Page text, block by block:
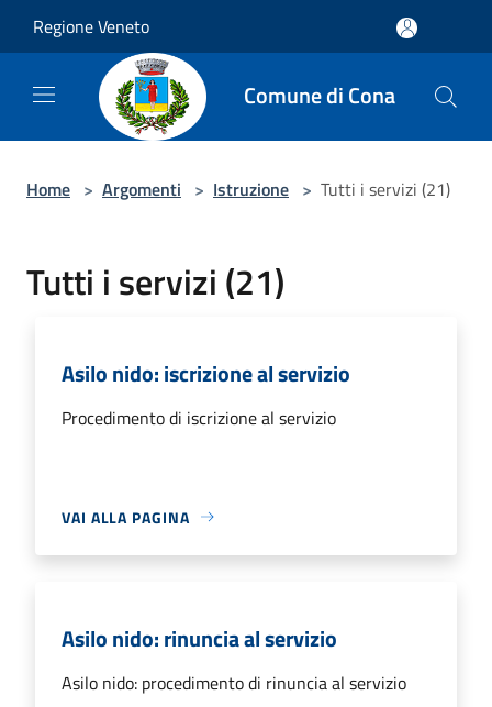
Regione Veneto
Comune di Cona
Home > Argomenti > Istruzione > Tutti i servizi (21)
Tutti i servizi (21)
Asilo nido: iscrizione al servizio
Procedimento di iscrizione al servizio
VAI ALLA PAGINA
Asilo nido: rinuncia al servizio
Asilo nido: procedimento di rinuncia al servizio